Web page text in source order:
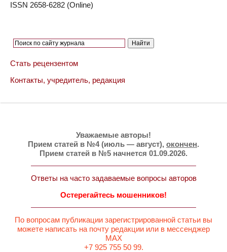
ISSN 2658-6282 (Online)
Стать рецензентом
Контакты, учредитель, редакция
Уважаемые авторы!
Прием статей в №4 (июль — август), окончен.
Прием статей в №5 начнется 01.09.2026.
Ответы на часто задаваемые вопросы авторов
Остерегайтесь мошенников!
По вопросам публикации зарегистрированной статьи вы
можете написать на почту редакции или в мессенджер
MAX
+7 925 755 50 99.